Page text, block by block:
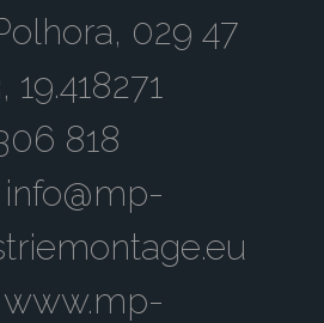
029 47
19.418271
818
info@mp-
www.mp-